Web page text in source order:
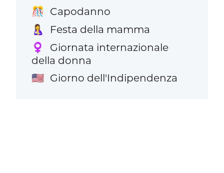
🎊 Capodanno
🤱 Festa della mamma
♀️
Giornata internazionale
della donna
🇺🇸 Giorno dell'Indipendenza